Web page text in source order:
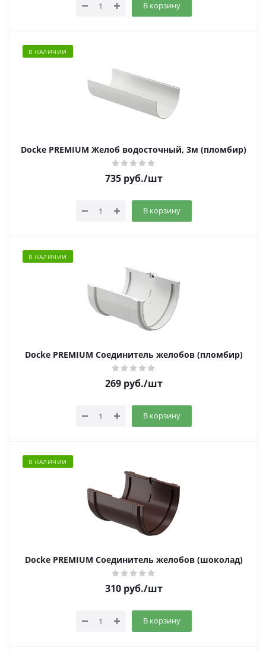
В корзину
В НАЛИЧИИ
Docke PREMIUM Желоб водосточный, 3м (пломбир)
735руб./шт
В корзину
В НАЛИЧИИ
Docke PREMIUM Соединитель желобов (пломбир)
269руб./шт
В корзину
В НАЛИЧИИ
Docke PREMIUM Соединитель желобов (шоколад)
310руб./шт
В корзину